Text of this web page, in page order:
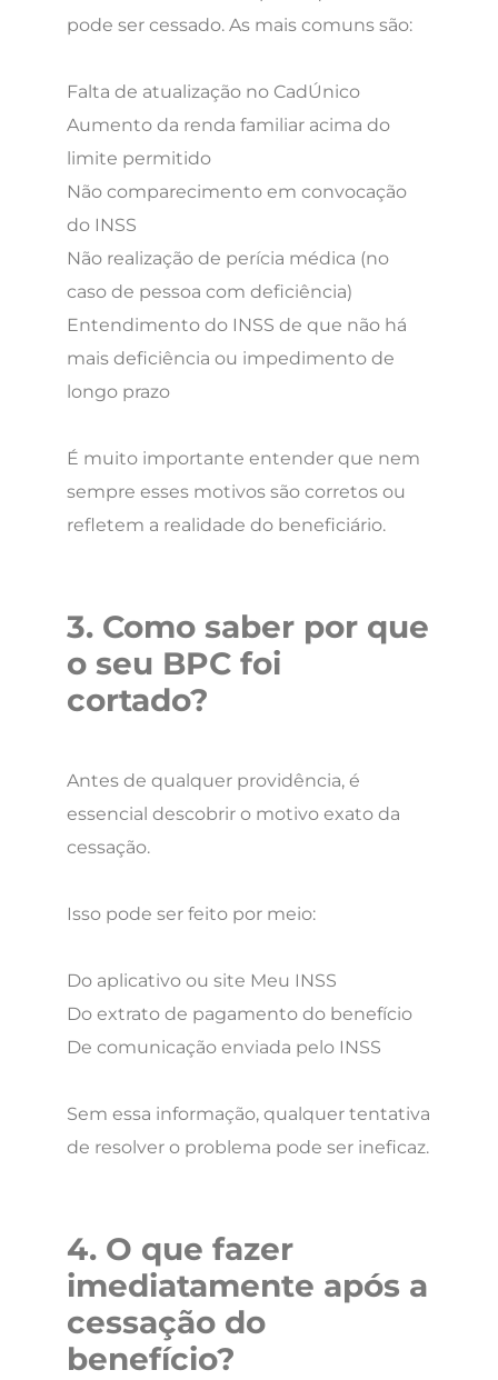
pode ser cessado. As mais comuns são:
Falta de atualização no CadÚnico
Aumento da renda familiar acima do
limite permitido
Não comparecimento em convocação
do INSS
Não realização de perícia médica (no
caso de pessoa com deficiência)
Entendimento do INSS de que não há
mais deficiência ou impedimento de
longo prazo
É muito importante entender que nem
sempre esses motivos são corretos ou
refletem a realidade do beneficiário.
3. Como saber por que
o seu BPC foi
cortado?
Antes de qualquer providência, é
essencial descobrir o motivo exato da
cessação.
Isso pode ser feito por meio:
Do aplicativo ou site Meu INSS
Do extrato de pagamento do benefício
De comunicação enviada pelo INSS
Sem essa informação, qualquer tentativa
de resolver o problema pode ser ineficaz.
4. O que fazer
imediatamente após a
cessação do
benefício?